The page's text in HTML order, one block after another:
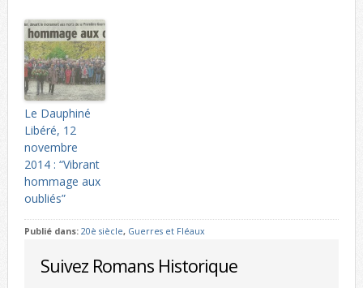
Le Dauphiné
Libéré, 12
novembre
2014 : “Vibrant
hommage aux
oubliés”
Publié dans: 20è siècle, Guerres et Fléaux
Suivez Romans Historique